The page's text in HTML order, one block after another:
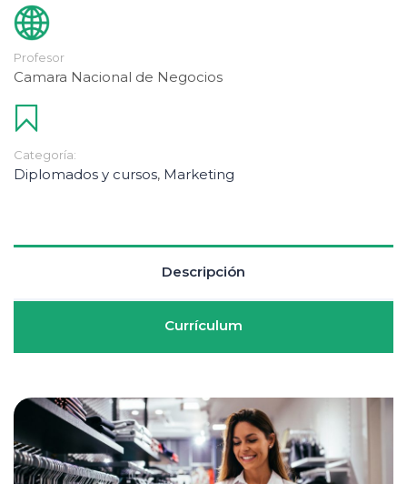
Profesor
Camara Nacional de Negocios
Categoría:
Diplomados y cursos, Marketing
Descripción
Currículum